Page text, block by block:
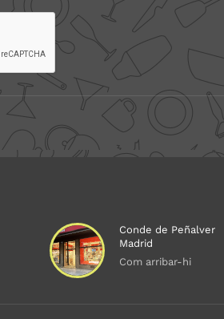
Conde de Peñalver
Madrid
Com arribar-hi